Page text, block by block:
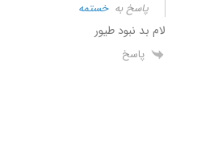
پاسخ بهخستمه
لام بد نبود طیور
پاسخ